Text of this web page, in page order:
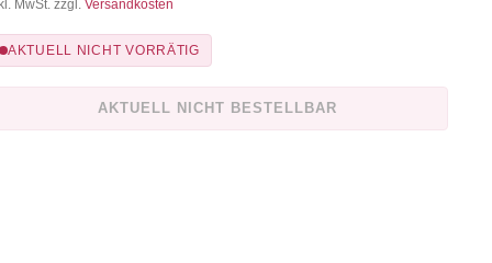
MwSt. zzgl. Versandkosten
AKTUELL NICHT VORRÄTIG
AKTUELL NICHT BESTELLBAR